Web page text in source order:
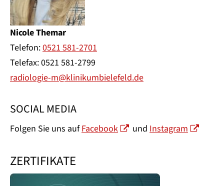
Nicole Themar
Telefon:0521 581-2701
Telefax: 0521 581-2799
radiologie-m@klinikumbielefeld.de
SOCIAL MEDIA
Folgen Sie uns aufFacebook und Instagram
ZERTIFIKATE